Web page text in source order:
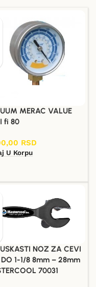
MERAC VALUE
fi 80
RSD
U Korpu
NOZ ZA CEVI
1-1/8 8mm – 28mm
70031